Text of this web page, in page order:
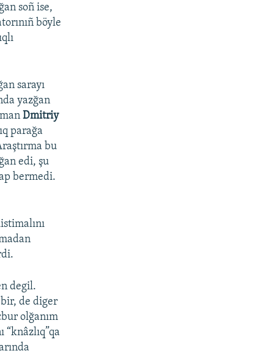
soñ ise,
böyle
sarayı
yazğan
Dmitriy
parağa
bu
edi, şu
bermedi.
degil.
de diger
olğanım